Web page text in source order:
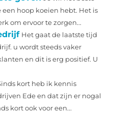
een hoop koeien hebt. Het is
om ervoor te zorgen...
Het gaat de laatste tijd
u wordt steeds vaker
en dit is erg positief. U
kort heb ik kennis
Ede en dat zijn er nogal
kort ook voor een...